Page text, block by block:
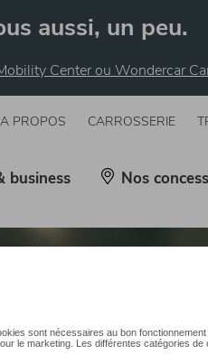
aussi, un peu.
Center ou Wondercar
A PROPOS CARROSSERIE
business Nos